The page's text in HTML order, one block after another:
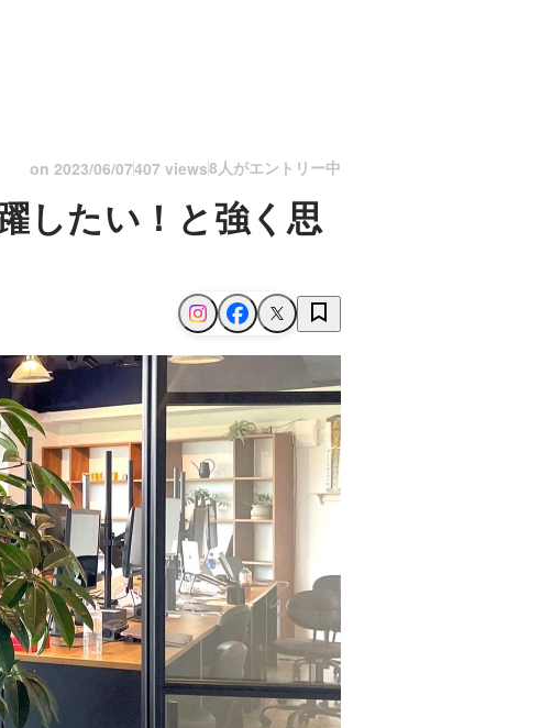
on 2023/06/07407 views8人がエントリー中
したい！と強く思